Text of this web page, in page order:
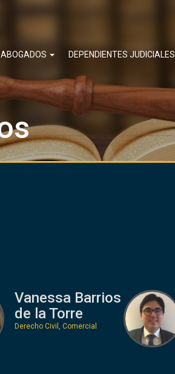
DEPENDIENTES JUDICIALES
Vanessa Barrios
de la Torre
Derecho Civil, Comercial